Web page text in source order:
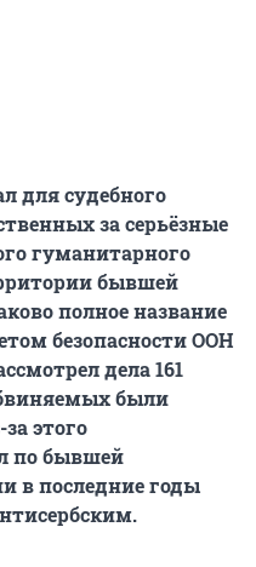
для судебного
за серьёзные
гуманитарного
бывшей
полное название
безопасности ООН
дела 161
были
этого
по бывшей
в последние годы